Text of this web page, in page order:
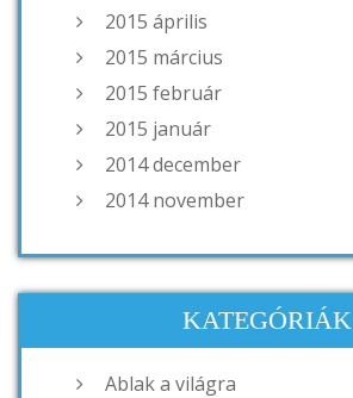
2015 április
2015 március
2015 február
2015 január
2014 december
2014 november
KATEGÓRIÁK
Ablak a világra